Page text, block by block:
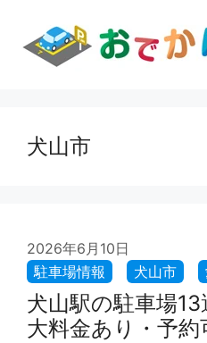
犬山市
2026年6月10日
犬山駅の駐車場
大料金あり・予約